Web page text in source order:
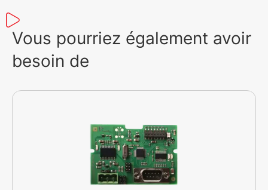
Vous pourriez également avoir
besoin de